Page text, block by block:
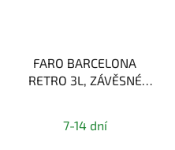
FARO BARCELONA
RETRO 3L, ZÁVĚSNÉ
7-14 dní